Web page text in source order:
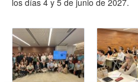
los días 4 y 5 de junio de 2027.